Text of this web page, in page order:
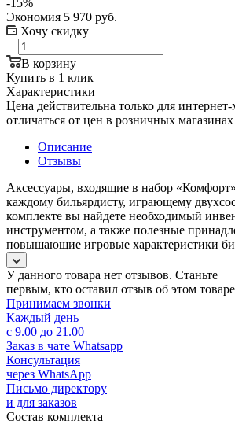
Экономия 5 970 руб.
Хочу скидку
В корзину
Купить в 1 клик
Характеристики
Цена действительна только для
отличаться от цен в розничных магазинах
Описание
Отзывы
Аксессуары, входящие в набор
каждому бильярдисту, играющему
комплекте вы найдете необходимый
инструментом, а также полезные
повышающие игровые характеристики
У данного товара нет отзывов. Станьте
первым, кто оставил отзыв об этом
Принимаем звонки
Каждый день
с 9.00 до 21.00
Заказ в чате Whatsapp
Консультация
через WhatsApp
Письмо директору
и для заказов
Состав комплекта